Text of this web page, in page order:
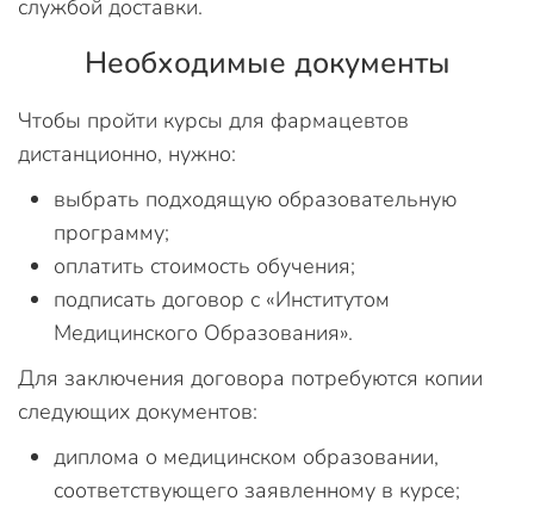
службой доставки.
Необходимые документы
Чтобы пройти курсы для фармацевтов
дистанционно, нужно:
выбрать подходящую образовательную
программу;
оплатить стоимость обучения;
подписать договор с «Институтом
Медицинского Образования».
Для заключения договора потребуются копии
следующих документов:
диплома о медицинском образовании,
соответствующего заявленному в курсе;